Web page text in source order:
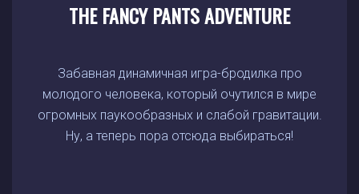
THE FANCY PANTS ADVENTURE
Забавная динамичная игра-бродилка про
молодого человека, который очутился в мире
огромных паукообразных и слабой гравитации.
Ну, а теперь пора отсюда выбираться!